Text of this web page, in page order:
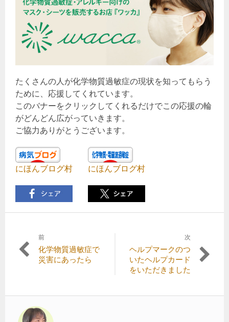
たくさんの人が化学物質過敏症の現状を知ってもらう
ために、応援してくれています。
このバナーをクリックしてくれるだけでこの応援の輪
がどんどん広がっていきます。
ご協力ありがとうございます。
にほんブログ村 にほんブログ村
投
稿
ゲ
前
前
の
化学物質過敏症で
災害にあったら
次
次ヘルプマークのつ
いたヘルプカード
をいただきました